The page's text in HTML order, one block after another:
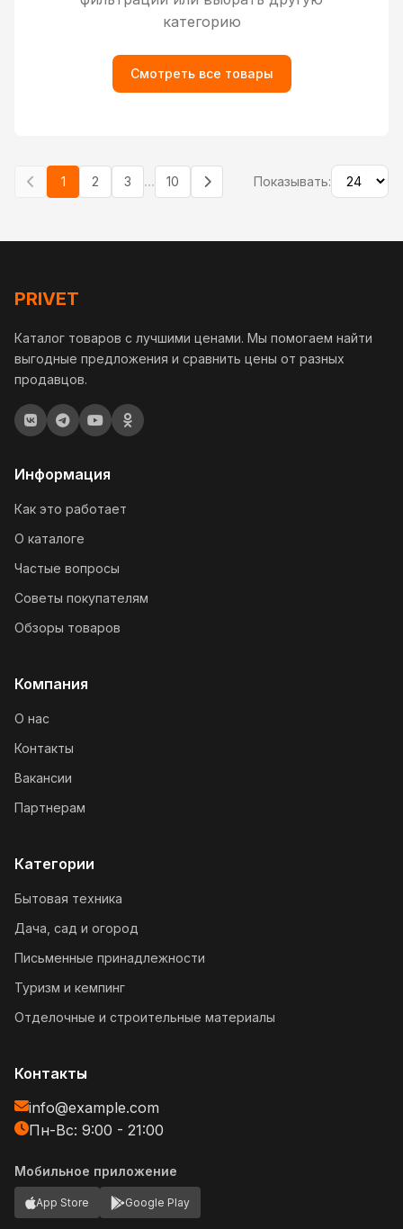
категорию
Смотреть все товары
1 2 3 ... 10 Показывать:
PRIVET
Каталог товаров с лучшими ценами. Мы помогаем найти
выгодные предложения и сравнить цены от разных
продавцов.
Информация
Как это работает
О каталоге
Частые вопросы
Советы покупателям
Обзоры товаров
Компания
О нас
Контакты
Вакансии
Партнерам
Категории
Бытовая техника
Дача, сад и огород
Письменные принадлежности
Туризм и кемпинг
Отделочные и строительные материалы
Контакты
info@example.com
Пн-Вс: 9:00 - 21:00
Мобильное приложение
App Store Google Play